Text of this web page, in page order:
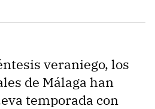
veraniego, los
de Málaga han
temporada con